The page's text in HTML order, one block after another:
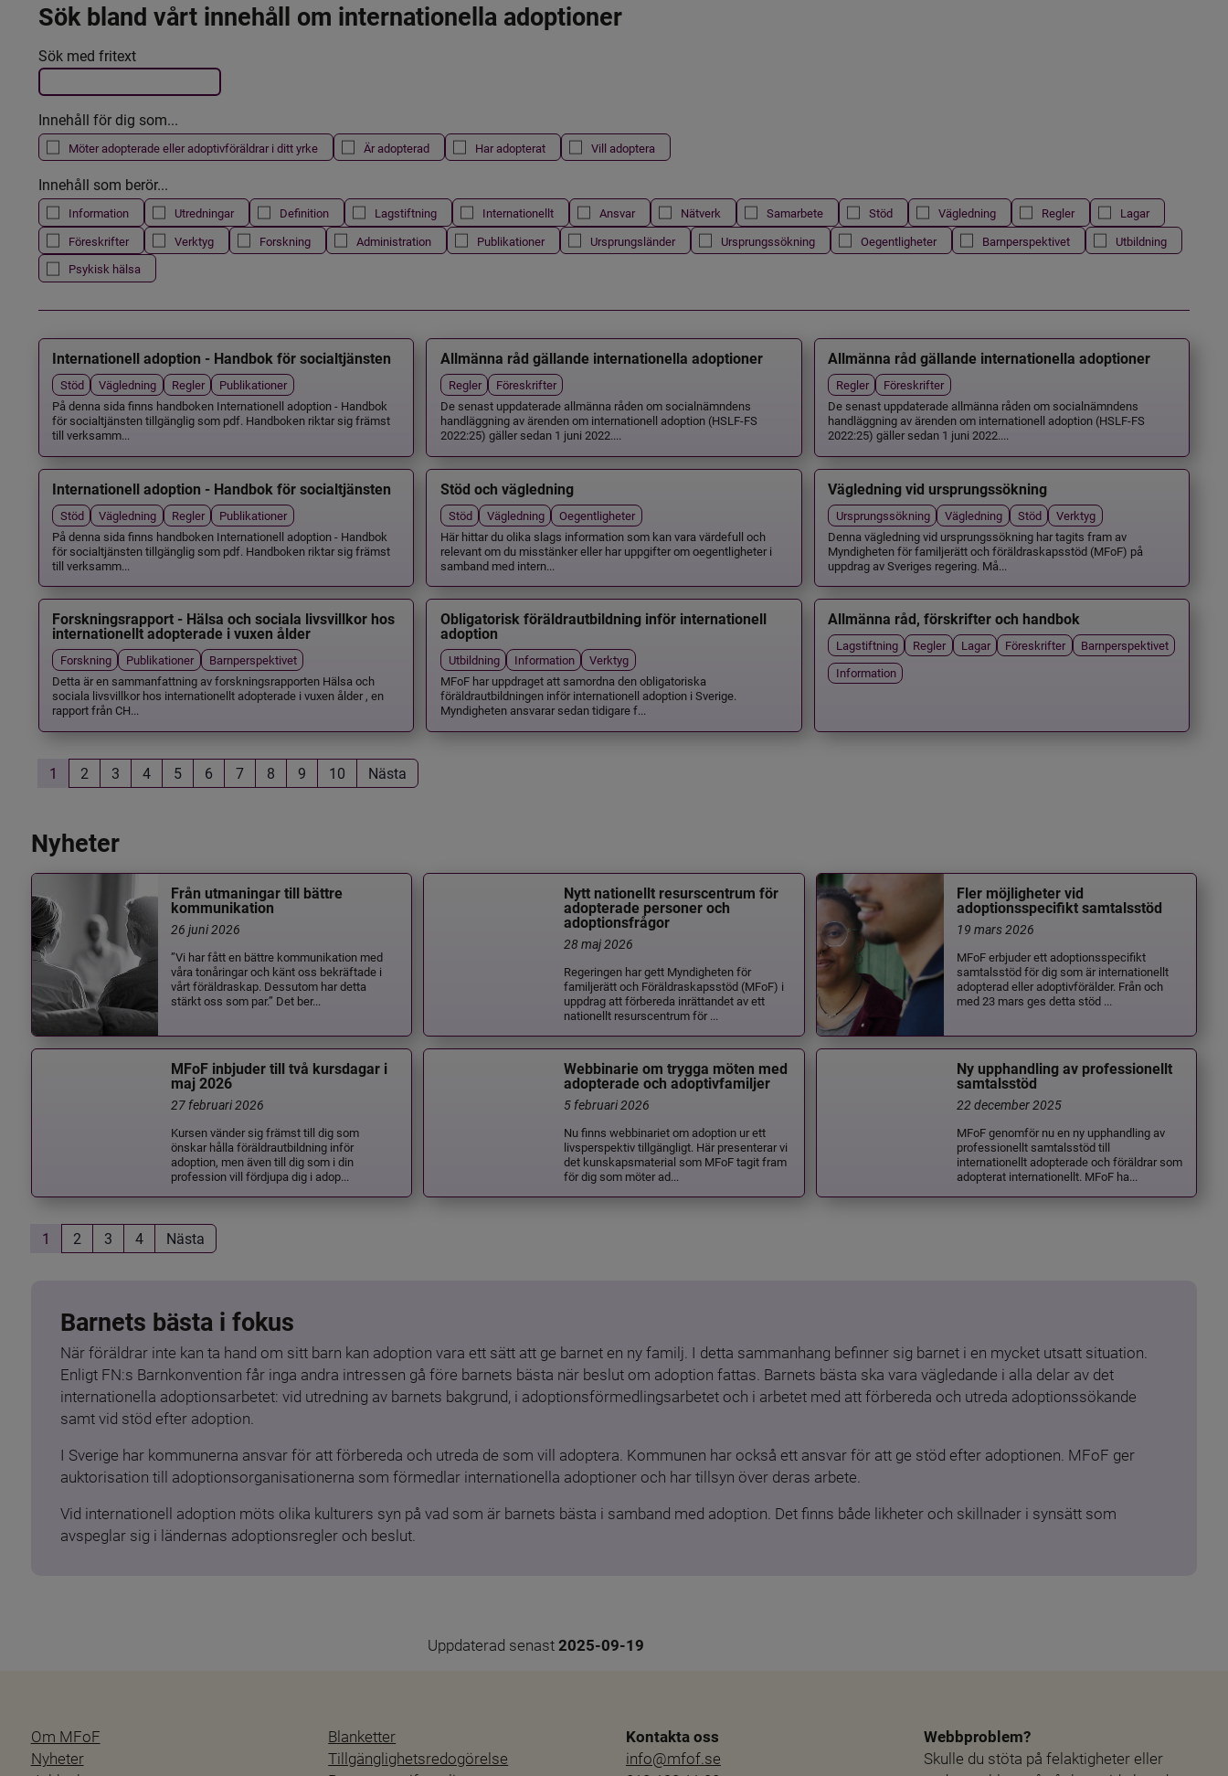
Sök bland vårt innehåll om internationella adoptioner
Filtrera resultatet
Det här formuläret postas automatiskt
Sök med fritext
Innehåll för dig som...
Möter adopterade eller adoptivföräldrar i ditt yrke Är adopterad Har adopterat Vill adoptera
Innehåll som berör...
Information Utredningar Definition Lagstiftning Internationellt Ansvar Nätverk Samarbete Stöd Vägledning Regler
Lagar
Föreskrifter
Verktyg Forskning Administration Publikationer Ursprungsländer Ursprungssökning Oegentligheter Barnperspektivet
Utbildning
Psykisk hälsa
Internationell adoption - Handbok för socialtjänsten
Stöd Vägledning Regler
Publikationer
På denna sida finns handboken Internationell adoption - Handbok
för socialtjänsten tillgänglig som pdf. Handboken riktar sig främst
till verksamm...
Allmänna råd gällande internationella adoptioner
Regler
Föreskrifter
De senast uppdaterade allmänna råden om socialnämndens
handläggning av ärenden om internationell adoption (HSLF-FS
2022:25) gäller sedan 1 juni 2022....
Allmänna råd gällande internationella adoptioner
Regler
Föreskrifter
De senast uppdaterade allmänna råden om socialnämndens
handläggning av ärenden om internationell adoption (HSLF-FS
2022:25) gäller sedan 1 juni 2022....
Internationell adoption - Handbok för socialtjänsten
Stöd Vägledning Regler
Publikationer
På denna sida finns handboken Internationell adoption - Handbok
för socialtjänsten tillgänglig som pdf. Handboken riktar sig främst
till verksamm...
Stöd och vägledning
Stöd Vägledning
Oegentligheter
Här hittar du olika slags information som kan vara värdefull och
relevant om du misstänker eller har uppgifter om oegentligheter i
samband med intern...
Vägledning vid ursprungssökning
Ursprungssökning Vägledning Stöd
Verktyg
Denna vägledning vid ursprungssökning har tagits fram av
Myndigheten för familjerätt och föräldraskapsstöd (MFoF) på
uppdrag av Sveriges regering. Må...
Forskningsrapport - Hälsa och sociala livsvillkor hos
internationellt adopterade i vuxen ålder
Forskning Publikationer
Barnperspektivet
Detta är en sammanfattning av forskningsrapporten Hälsa och
sociala livsvillkor hos internationellt adopterade i vuxen ålder , en
rapport från CH...
Obligatorisk föräldrautbildning inför internationell
adoption
Utbildning Information
Verktyg
MFoF har uppdraget att samordna den obligatoriska
föräldrautbildningen inför internationell adoption i Sverige.
Myndigheten ansvarar sedan tidigare f...
Allmänna råd, förskrifter och handbok
Lagstiftning Regler Lagar Föreskrifter
Barnperspektivet
Information
1 2 3 4 5 6 7 8 9 10 Nästa
Nyheter
Från utmaningar till bättre
kommunikation
26 juni 2026
”Vi har fått en bättre kommunikation med
våra tonåringar och känt oss bekräftade i
vårt föräldraskap. Dessutom har detta
stärkt oss som par.” Det ber...
Nytt nationellt resurscentrum för
adopterade personer och
adoptionsfrågor
28 maj 2026
Regeringen har gett Myndigheten för
familjerätt och Föräldraskapsstöd (MFoF) i
uppdrag att förbereda inrättandet av ett
nationellt resurscentrum för ...
Fler möjligheter vid
adoptionsspecifikt samtalsstöd
19 mars 2026
MFoF erbjuder ett adoptionsspecifikt
samtalsstöd för dig som är internationellt
adopterad eller adoptivförälder. Från och
med 23 mars ges detta stöd ...
MFoF inbjuder till två kursdagar i
maj 2026
27 februari 2026
Kursen vänder sig främst till dig som
önskar hålla föräldrautbildning inför
adoption, men även till dig som i din
profession vill fördjupa dig i adop...
Webbinarie om trygga möten med
adopterade och adoptivfamiljer
5 februari 2026
Nu finns webbinariet om adoption ur ett
livsperspektiv tillgängligt. Här presenterar vi
det kunskapsmaterial som MFoF tagit fram
för dig som möter ad...
Ny upphandling av professionellt
samtalsstöd
22 december 2025
MFoF genomför nu en ny upphandling av
professionellt samtalsstöd till
internationellt adopterade och föräldrar som
adopterat internationellt. MFoF ha...
1 2 3 4 Nästa
Barnets bästa i fokus
När föräldrar inte kan ta hand om sitt barn kan adoption vara ett sätt att ge barnet en ny familj. I detta sammanhang befinner sig barnet i en mycket utsatt situation.
Enligt FN:s Barnkonvention får inga andra intressen gå före barnets bästa när beslut om adoption fattas. Barnets bästa ska vara vägledande i alla delar av det
internationella adoptionsarbetet: vid utredning av barnets bakgrund, i adoptionsförmedlingsarbetet och i arbetet med att förbereda och utreda adoptionssökande
samt vid stöd efter adoption.
I Sverige har kommunerna ansvar för att förbereda och utreda de som vill adoptera. Kommunen har också ett ansvar för att ge stöd efter adoptionen. MFoF ger
auktorisation till adoptionsorganisationerna som förmedlar internationella adoptioner och har tillsyn över deras arbete.
Vid internationell adoption möts olika kulturers syn på vad som är barnets bästa i samband med adoption. Det finns både likheter och skillnader i synsätt som
avspeglar sig i ländernas adoptionsregler och beslut.
Uppdaterad senast 2025-09-19
Om MFoF
Nyheter
Blanketter
Tillgänglighetsredogörelse
Kontakta oss
info@mfof.se
Webbproblem?
Skulle du stöta på felaktigheter eller